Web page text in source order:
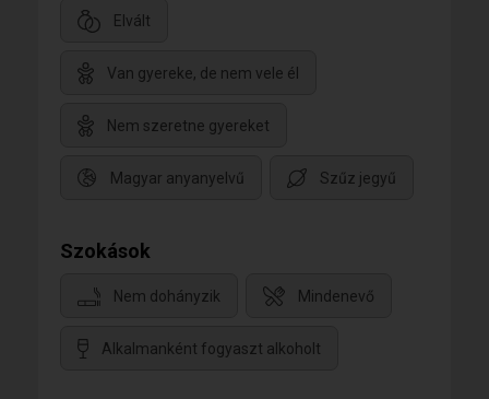
Elvált
Van gyereke, de nem vele él
Nem szeretne gyereket
Magyar anyanyelvű Szűz jegyű
Szokások
Nem dohányzik Mindenevő
Alkalmanként fogyaszt alkoholt